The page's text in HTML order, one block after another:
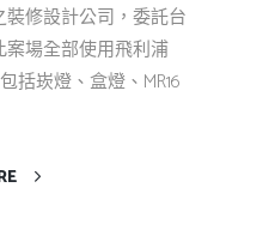
裝修設計公司，委託台
案場全部使用飛利浦
括崁燈、盒燈、MR16